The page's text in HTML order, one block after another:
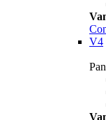
V4